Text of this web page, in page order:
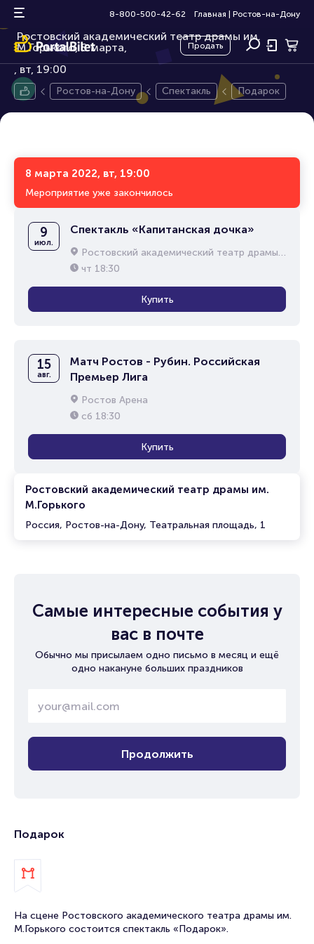
8-800-500-42-62 Главная Ростов-на-Дону
Продать
Подарок
Ростовский академический театр драмы им.
М.Горького, 8 марта,
16+
вт, 19:00
Ростов-на-Дону Спектакль Подарок
8 марта 2022, вт, 19:00
Мероприятие уже закончилось
Ростовский академический театр драмы им.
М.Горького
Россия, Ростов-на-Дону, Театральная площадь, 1
9
июл.
Спектакль «Капитанская дочка»
Ростовский академический театр драмы им. М.Горького
чт 18:30
Купить
15
авг.
Матч Ростов - Рубин. Российская
Премьер Лига
Ростов Арена
сб 18:30
Купить
Самые интересные события у
вас в почте
Обычно мы присылаем одно письмо в месяц и ещё
одно накануне больших праздников
Продолжить
Подарок
На сцене Ростовского академического театра драмы им.
М.Горького состоится спектакль «Подарок».